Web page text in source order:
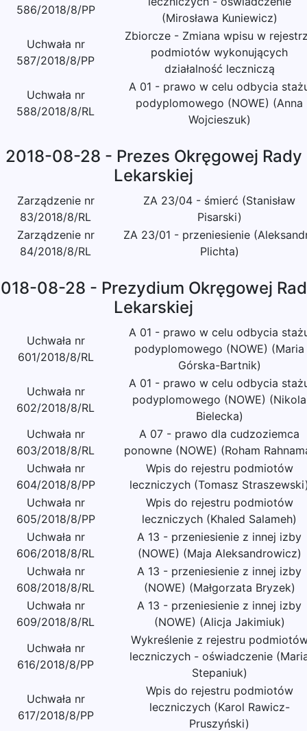
586/2018/8/PP
(Mirosława Kuniewicz)
Uchwała nr
587/2018/8/PP
Zbiorcze - Zmiana wpisu w
podmiotów wykonujących
działalność leczniczą
Uchwała nr
588/2018/8/RL
A 01 - prawo w celu odbycia
podyplomowego (NOWE) (Anna
Wojcieszuk)
2018-08-28 - Prezes Okręgowej Rady
Lekarskiej
Zarządzenie nr
83/2018/8/RL
ZA 23/04 - śmierć (Stanisław
Pisarski)
Zarządzenie nr
84/2018/8/RL
ZA 23/01 - przeniesienie
Plichta)
08-28 - Prezydium Okręgowej
Lekarskiej
Uchwała nr
601/2018/8/RL
A 01 - prawo w celu odbycia
podyplomowego (NOWE) (Maria
Górska-Bartnik)
Uchwała nr
602/2018/8/RL
A 01 - prawo w celu odbycia
podyplomowego (NOWE) (Nikola
Bielecka)
Uchwała nr
603/2018/8/RL
A 07 - prawo dla cudzoziemca
ponowne (NOWE) (Roham
Uchwała nr
604/2018/8/PP
Wpis do rejestru podmiotów
leczniczych (Tomasz
Uchwała nr
605/2018/8/PP
Wpis do rejestru podmiotów
leczniczych (Khaled Salameh)
Uchwała nr
606/2018/8/RL
A 13 - przeniesienie z innej izby
(NOWE) (Maja Aleksandrowicz)
Uchwała nr
608/2018/8/RL
A 13 - przeniesienie z innej izby
(NOWE) (Małgorzata Bryzek)
Uchwała nr
609/2018/8/RL
A 13 - przeniesienie z innej izby
(NOWE) (Alicja Jakimiuk)
Uchwała nr
616/2018/8/PP
Wykreślenie z rejestru
leczniczych - oświadczenie
Stepaniuk)
Uchwała nr
617/2018/8/PP
Wpis do rejestru podmiotów
leczniczych (Karol Rawicz-
Pruszyński)